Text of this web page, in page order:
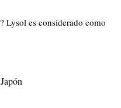
Lysol es considerado como